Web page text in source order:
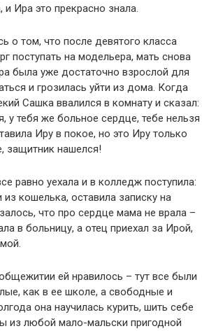
Ира это прекрасно знала.
о том, что после девятого класса
поступать на модельера, мать снова
была уже достаточно взрослой для
и грозилась уйти из дома. Когда
Сашка ввалился в комнату и сказал:
у тебя же больное сердце, тебе нельзя
Иру в покое, но это Иру только
защитник нашелся!
равно уехала и в колледж поступила:
из кошелька, оставила записку на
что про сердце мама не врала –
в больницу, а отец приехал за Ирой,
ей нравилось – тут все были
как в ее школе, а свободные и
она научилась курить, шить себе
из любой мало-мальски пригодной